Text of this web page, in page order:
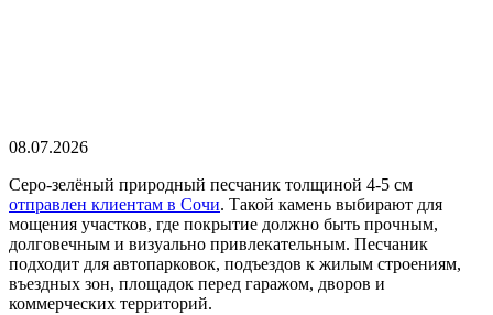
08.07.2026
Серо-зелёный природный песчаник толщиной 4-5 см
отправлен клиентам в Сочи. Такой камень выбирают для
мощения участков, где покрытие должно быть прочным,
долговечным и визуально привлекательным. Песчаник
подходит для автопарковок, подъездов к жилым строениям,
въездных зон, площадок перед гаражом, дворов и
коммерческих территорий.